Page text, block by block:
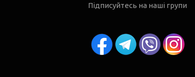
Підписуйтесь на наші групи